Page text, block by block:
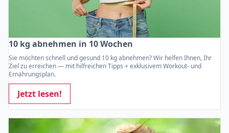
10 kg abnehmen in 10 Wochen
Sie möchten schnell und gesund 10 kg abnehmen? Wir helfen Ihnen, Ihr
Ziel zu erreichen — mit hilfreichen Tipps + exklusivem Workout- und
Ernährungsplan.
Jetzt lesen!